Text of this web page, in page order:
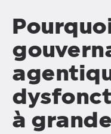
à